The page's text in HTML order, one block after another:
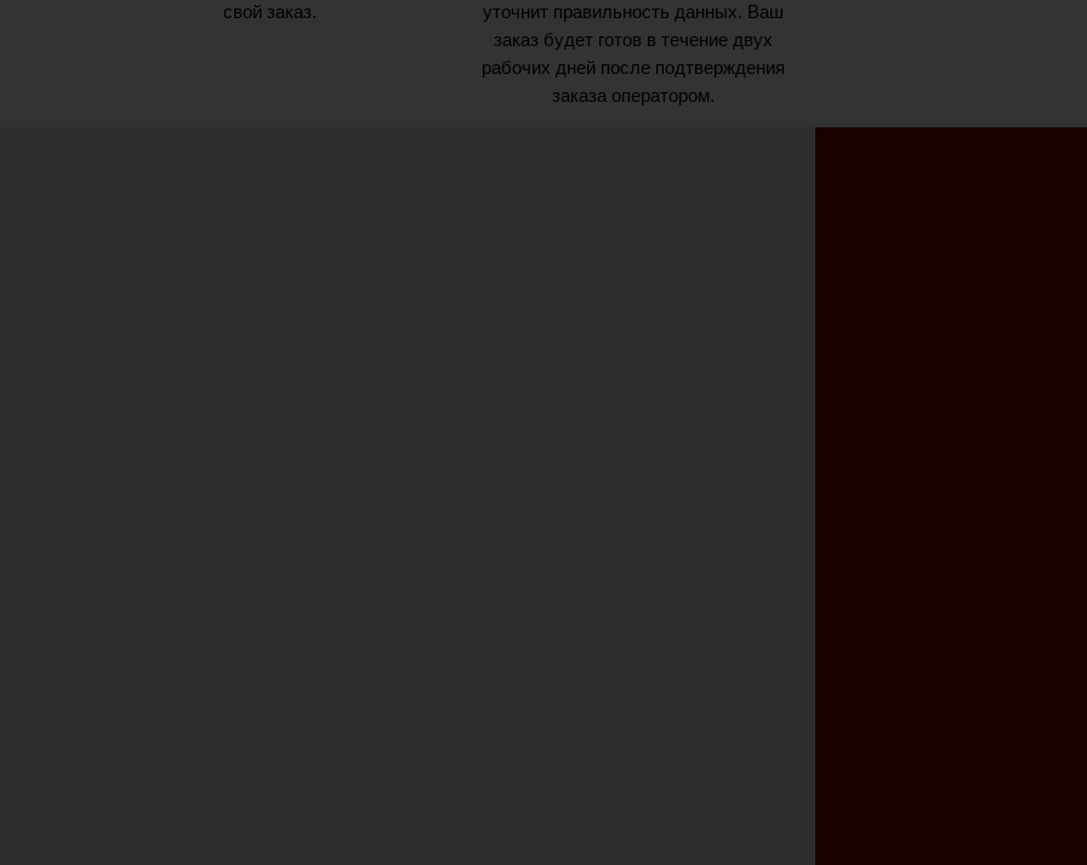
свой заказ.
уточнит правильность данных. Ваш
заказ будет готов в течение двух
рабочих дней после подтверждения
заказа оператором.